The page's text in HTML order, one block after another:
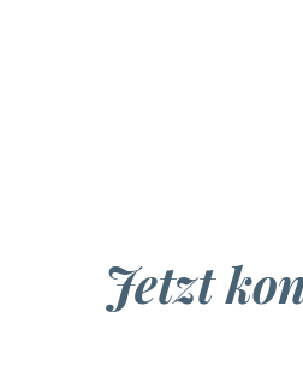
Jetzt